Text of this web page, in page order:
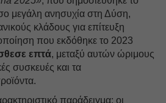
μεγάλη ανησυχία στη Δύση,
κλάδους για επίτευξη
που εκδόθηκε το 2023
επτά, μεταξύ αυτών ώριμους
συσκευές και τα
παράδειγμα: οι